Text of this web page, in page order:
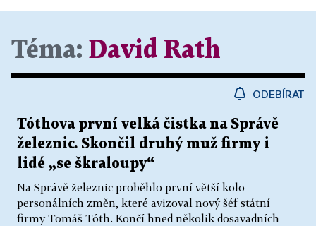
Téma: David Rath
ODEBÍRAT
Tóthova první velká čistka na Správě
železnic. Skončil druhý muž firmy i
lidé „se škraloupy“
Na Správě železnic proběhlo první větší kolo
personálních změn, které avizoval nový šéf státní
firmy Tomáš Tóth. Končí hned několik dosavadních